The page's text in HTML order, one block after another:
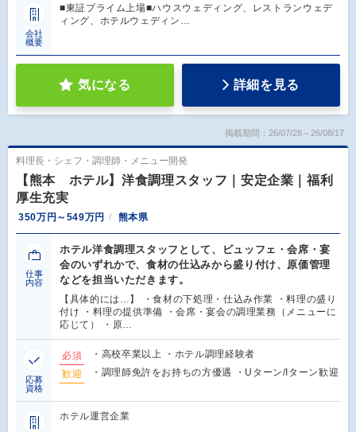
会社
概要
■東証プライム上場■ハウスウェディング、レストランウェデ
ィング、ホテルウェディン…
気になる 詳細を見る
掲載期間：26/07/28～26/08/17
料理長・シェフ・調理師・メニュー開発
【熊本 ホテル】洋食調理スタッフ｜安定企業｜福利
厚生充実
350万円～549万円 熊本県
仕事
内容
ホテル洋食調理スタッフとして、ビュッフェ・会席・宴
会のいずれかで、食材の仕込みから盛り付け、原価管理
などを担当いただきます。
【具体的には…】 ・食材の下処理・仕込み作業 ・料理の盛り
付け ・料理の提供準備 ・会席・宴会の調理業務（メニューに
応じて） ・原…
応募
資格
必須
・高校卒業以上 ・ホテル調理経験者
歓迎
・調理師免許をお持ちの方優遇 ・Uターン/Iターン歓迎
ホテル運営企業